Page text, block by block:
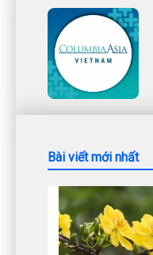
Bài viết mới nhất